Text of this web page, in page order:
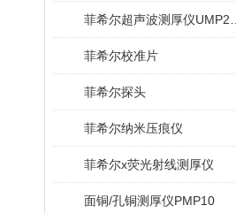
菲希尔校准片
菲希尔探头
菲希尔纳米压痕仪
菲希尔x荧光射线测厚仪
面铜/孔铜测厚仪PMP10